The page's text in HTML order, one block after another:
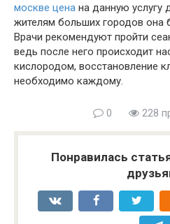
москве цена на данную услугу
жителям больших городов она
Врачи рекомендуют пройти
ведь после него происходит
кислородом, восстановление
необходимо каждому.
0 228
Понравилась